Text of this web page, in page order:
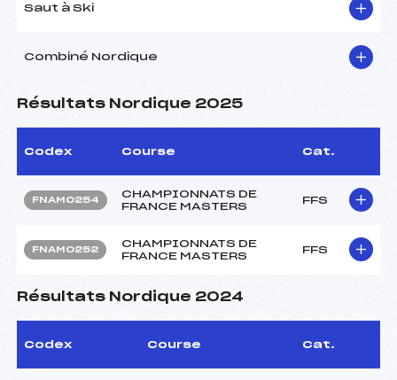
Saut à Ski
Combiné Nordique
Résultats Nordique 2025
Codex Course Cat.
FNAM0254
CHAMPIONNATS DE
FRANCE MASTERS
FFS
FNAM0252
CHAMPIONNATS DE
FRANCE MASTERS
FFS
Résultats Nordique 2024
Codex Course Cat.